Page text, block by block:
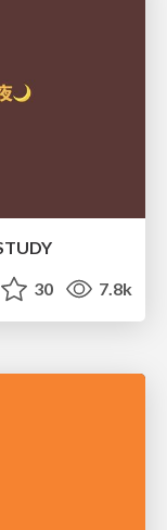
30 7.8k